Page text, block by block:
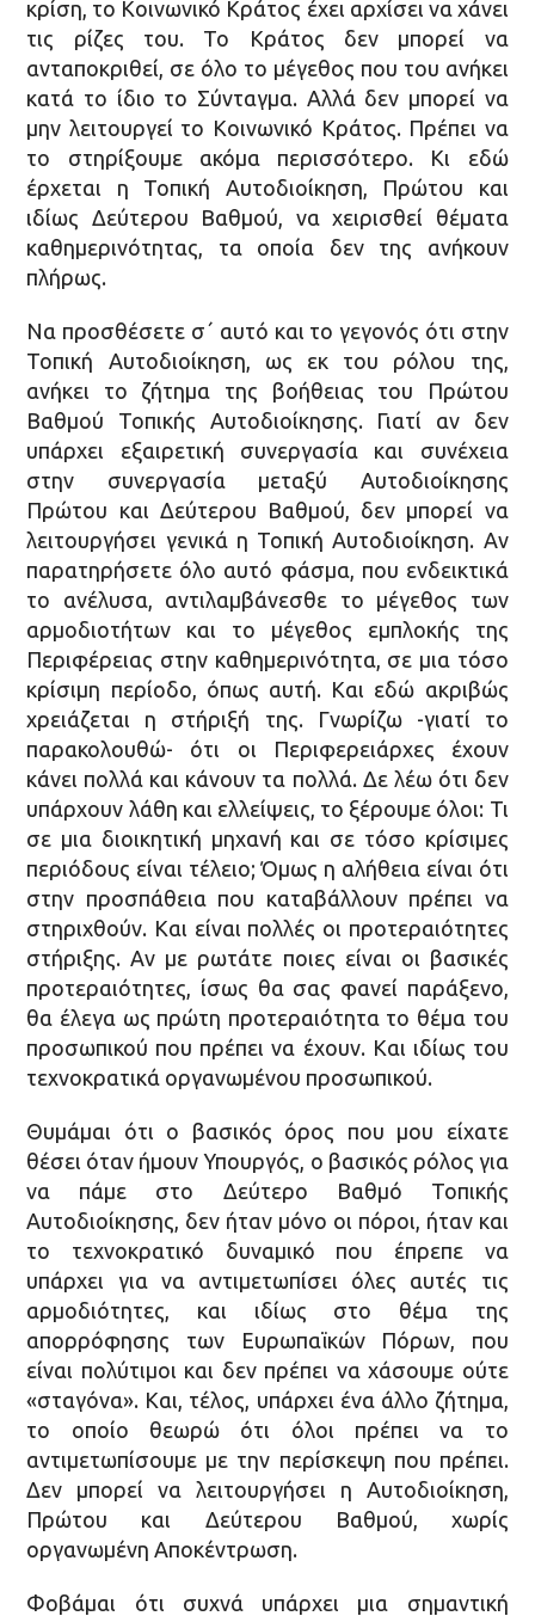
κρίση, το Κοινωνικό Κράτος έχει αρχίσει να χάνει
τις ρίζες του. Το Κράτος δεν μπορεί να
ανταποκριθεί, σε όλο το μέγεθος που του ανήκει
κατά το ίδιο το Σύνταγμα. Αλλά δεν μπορεί να
μην λειτουργεί το Κοινωνικό Κράτος. Πρέπει να
το στηρίξουμε ακόμα περισσότερο. Κι εδώ
έρχεται η Τοπική Αυτοδιοίκηση, Πρώτου και
ιδίως Δεύτερου Βαθμού, να χειρισθεί θέματα
καθημερινότητας, τα οποία δεν της ανήκουν
πλήρως.
Να προσθέσετε σ΄ αυτό και το γεγονός ότι στην
Τοπική Αυτοδιοίκηση, ως εκ του ρόλου της,
ανήκει το ζήτημα της βοήθειας του Πρώτου
Βαθμού Τοπικής Αυτοδιοίκησης. Γιατί αν δεν
υπάρχει εξαιρετική συνεργασία και συνέχεια
στην συνεργασία μεταξύ Αυτοδιοίκησης
Πρώτου και Δεύτερου Βαθμού, δεν μπορεί να
λειτουργήσει γενικά η Τοπική Αυτοδιοίκηση. Αν
παρατηρήσετε όλο αυτό φάσμα, που ενδεικτικά
το ανέλυσα, αντιλαμβάνεσθε το μέγεθος των
αρμοδιοτήτων και το μέγεθος εμπλοκής της
Περιφέρειας στην καθημερινότητα, σε μια τόσο
κρίσιμη περίοδο, όπως αυτή. Και εδώ ακριβώς
χρειάζεται η στήριξή της. Γνωρίζω -γιατί το
παρακολουθώ- ότι οι Περιφερειάρχες έχουν
κάνει πολλά και κάνουν τα πολλά. Δε λέω ότι δεν
υπάρχουν λάθη και ελλείψεις, το ξέρουμε όλοι: Τι
σε μια διοικητική μηχανή και σε τόσο κρίσιμες
περιόδους είναι τέλειο; Όμως η αλήθεια είναι ότι
στην προσπάθεια που καταβάλλουν πρέπει να
στηριχθούν. Και είναι πολλές οι προτεραιότητες
στήριξης. Αν με ρωτάτε ποιες είναι οι βασικές
προτεραιότητες, ίσως θα σας φανεί παράξενο,
θα έλεγα ως πρώτη προτεραιότητα το θέμα του
προσωπικού που πρέπει να έχουν. Και ιδίως του
τεχνοκρατικά οργανωμένου προσωπικού.
Θυμάμαι ότι ο βασικός όρος που μου είχατε
θέσει όταν ήμουν Υπουργός, ο βασικός ρόλος για
να πάμε στο Δεύτερο Βαθμό Τοπικής
Αυτοδιοίκησης, δεν ήταν μόνο οι πόροι, ήταν και
το τεχνοκρατικό δυναμικό που έπρεπε να
υπάρχει για να αντιμετωπίσει όλες αυτές τις
αρμοδιότητες, και ιδίως στο θέμα της
απορρόφησης των Ευρωπαϊκών Πόρων, που
είναι πολύτιμοι και δεν πρέπει να χάσουμε ούτε
«σταγόνα». Και, τέλος, υπάρχει ένα άλλο ζήτημα,
το οποίο θεωρώ ότι όλοι πρέπει να το
αντιμετωπίσουμε με την περίσκεψη που πρέπει.
Δεν μπορεί να λειτουργήσει η Αυτοδιοίκηση,
Πρώτου και Δεύτερου Βαθμού, χωρίς
οργανωμένη Αποκέντρωση.
Φοβάμαι ότι συχνά υπάρχει μια σημαντική